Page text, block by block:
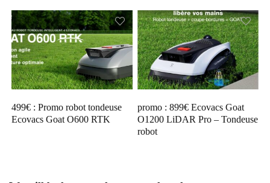
499€ : Promo robot tondeuse
Ecovacs Goat O600 RTK
promo : 899€ Ecovacs Goat
O1200 LiDAR Pro – Tondeuse
robot